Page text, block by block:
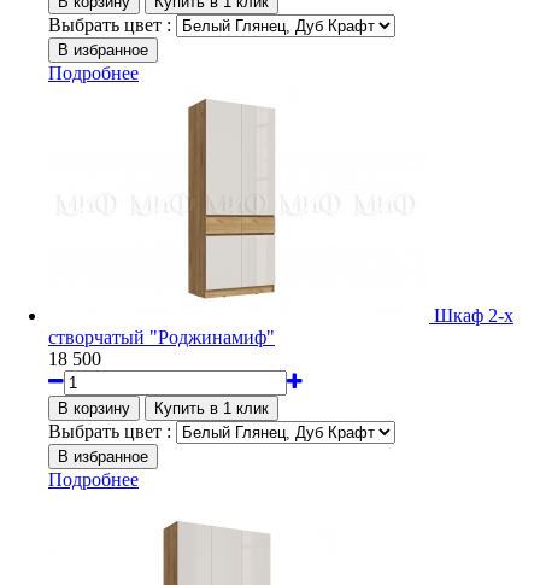
Выбрать цвет :
Подробнее
Шкаф 2-х
створчатый "Роджинамиф"
18 500
Выбрать цвет :
Подробнее